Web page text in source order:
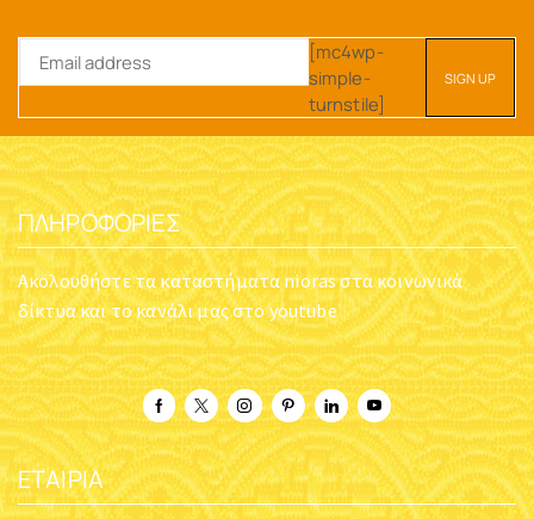
[mc4wp-
simple-
turnstile]
ΠΛΗΡΟΦΟΡΊΕΣ
Ακολουθήστε τα καταστήματα nioras στα κοινωνικά
δίκτυα και το κανάλι μας στο youtube
ΕΤΑΙΡΊΑ